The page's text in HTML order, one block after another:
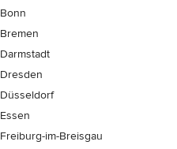
Bonn
Bremen
Darmstadt
Dresden
Düsseldorf
Essen
Freiburg-im-Breisgau